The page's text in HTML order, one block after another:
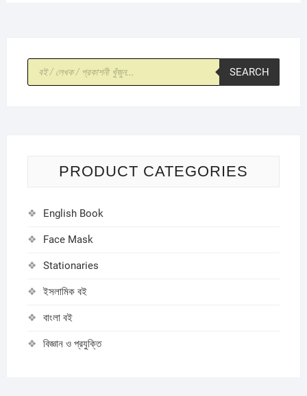
Products
search
SEARCH
PRODUCT CATEGORIES
English Book
Face Mask
Stationaries
ইসলামিক বই
বাংলা বই
বিজ্ঞান ও প্রযুক্তি